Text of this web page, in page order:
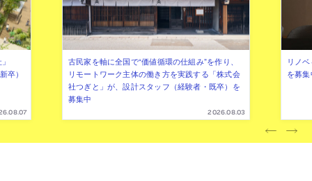
卒）
古民家を軸に全国で“価値循環の仕組み”を作り、
リモートワーク主体の働き方を実践する「株式会
社つぎと」が、設計スタッフ（経験者・既卒）を
募集中
2026.08.03
リノ
を募